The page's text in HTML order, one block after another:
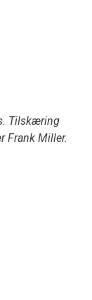
Tilskæring
Frank Miller.